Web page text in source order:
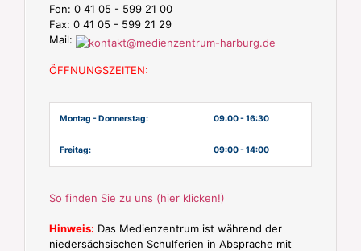
Fon: 0 41 05 - 599 21 00
Fax: 0 41 05 - 599 21 29
Mail:
ÖFFNUNGSZEITEN:
Montag - Donnerstag: 09:00 - 16:30
Freitag: 09:00 - 14:00
So finden Sie zu uns (hier klicken!)
Hinweis: Das Medienzentrum ist während der
niedersächsischen Schulferien in Absprache mit